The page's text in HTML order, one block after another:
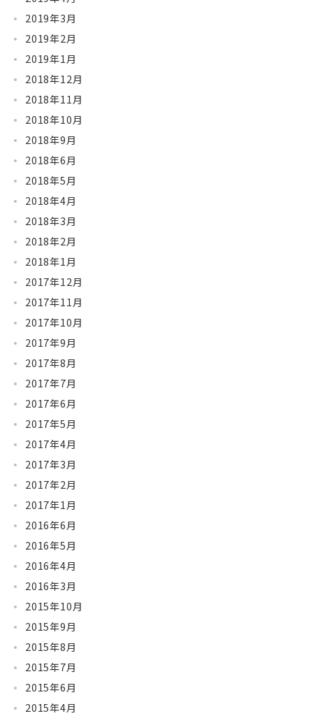
2019年3月
2019年2月
2019年1月
2018年12月
2018年11月
2018年10月
2018年9月
2018年6月
2018年5月
2018年4月
2018年3月
2018年2月
2018年1月
2017年12月
2017年11月
2017年10月
2017年9月
2017年8月
2017年7月
2017年6月
2017年5月
2017年4月
2017年3月
2017年2月
2017年1月
2016年6月
2016年5月
2016年4月
2016年3月
2015年10月
2015年9月
2015年8月
2015年7月
2015年6月
2015年4月